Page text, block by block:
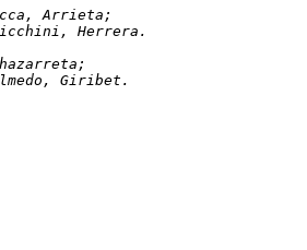
Arrieta;
Herrera.
Giribet.